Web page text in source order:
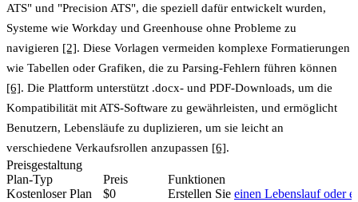
ATS" und "Precision ATS", die speziell dafür entwickelt wurden,
Systeme wie Workday und Greenhouse ohne Probleme zu
navigieren [2]. Diese Vorlagen vermeiden komplexe Formatierungen
wie Tabellen oder Grafiken, die zu Parsing-Fehlern führen können
[6]. Die Plattform unterstützt .docx- und PDF-Downloads, um die
Kompatibilität mit ATS-Software zu gewährleisten, und ermöglicht
Benutzern, Lebensläufe zu duplizieren, um sie leicht an
verschiedene Verkaufsrollen anzupassen [6].
Preisgestaltung
Plan-Typ
Preis
Funktionen
Kostenloser Plan
$0 Erstellen Sie einen Lebenslauf oder